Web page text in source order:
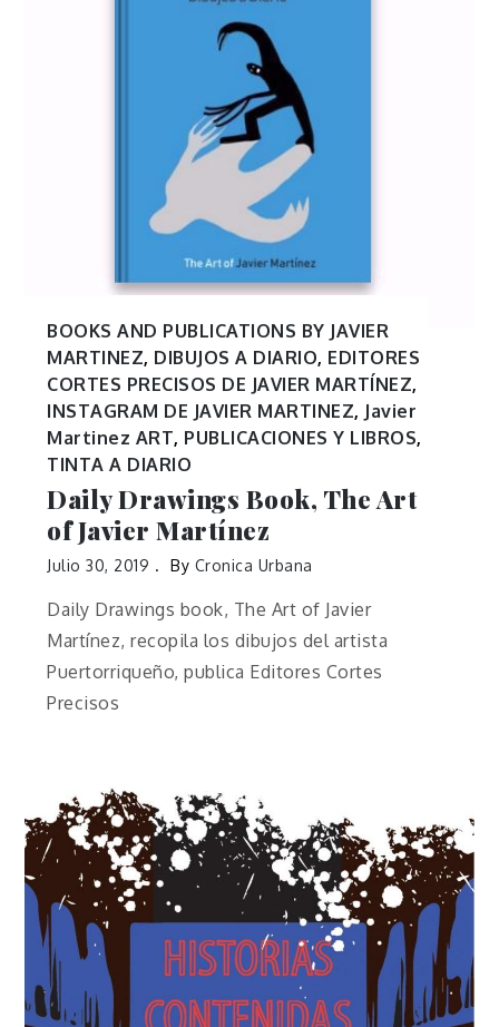
BOOKS AND PUBLICATIONS BY JAVIER
MARTINEZ, DIBUJOS A DIARIO, EDITORES
CORTES PRECISOS DE JAVIER MARTÍNEZ,
INSTAGRAM DE JAVIER MARTINEZ, Javier
Martinez ART, PUBLICACIONES Y LIBROS,
TINTA A DIARIO
Daily Drawings Book, The Art
of Javier Martínez
Julio 30, 2019 By Cronica Urbana
Daily Drawings book, The Art of Javier
Martínez, recopila los dibujos del artista
Puertorriqueño, publica Editores Cortes
Precisos